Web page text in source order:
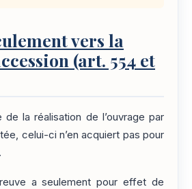
vers la
(art. 554 et
de la réalisation de l’ouvrage par
celui-ci n’en acquiert pas pour
a seulement pour effet de